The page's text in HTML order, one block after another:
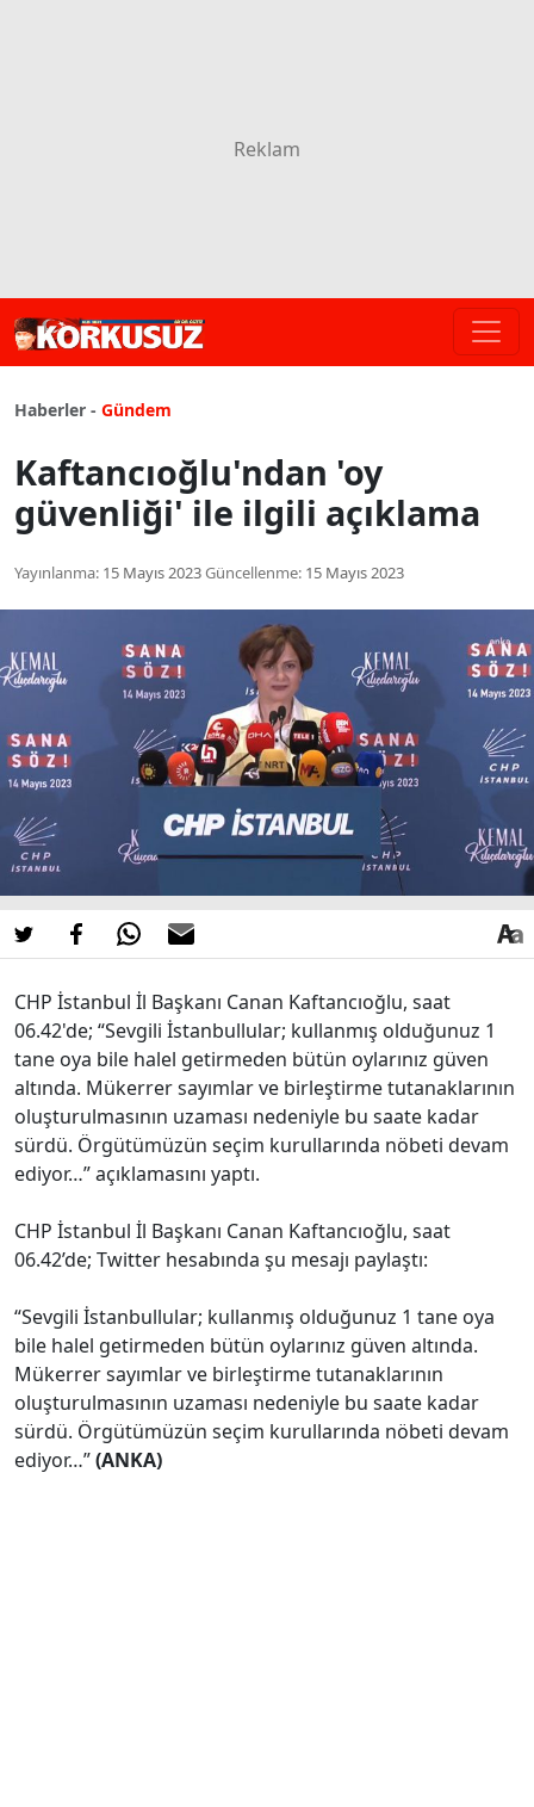
Haberler - Gündem
Kaftancıoğlu'ndan 'oy
güvenliği' ile ilgili açıklama
Yayınlanma: 15 Mayıs 2023Güncellenme: 15 Mayıs 2023
CHP İstanbul İl Başkanı Canan Kaftancıoğlu, saat
06.42'de; “Sevgili İstanbullular; kullanmış olduğunuz 1
tane oya bile halel getirmeden bütün oylarınız güven
altında. Mükerrer sayımlar ve birleştirme tutanaklarının
oluşturulmasının uzaması nedeniyle bu saate kadar
sürdü. Örgütümüzün seçim kurullarında nöbeti devam
ediyor…” açıklamasını yaptı.
CHP İstanbul İl Başkanı Canan Kaftancıoğlu, saat
06.42’de; Twitter hesabında şu mesajı paylaştı:
“Sevgili İstanbullular; kullanmış olduğunuz 1 tane oya
bile halel getirmeden bütün oylarınız güven altında.
Mükerrer sayımlar ve birleştirme tutanaklarının
oluşturulmasının uzaması nedeniyle bu saate kadar
sürdü. Örgütümüzün seçim kurullarında nöbeti devam
ediyor…”(ANKA)